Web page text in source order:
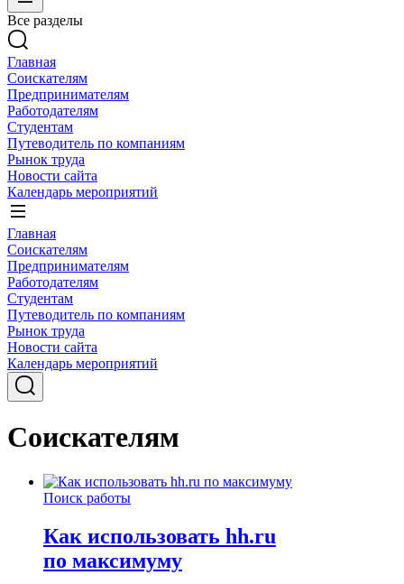
Все разделы
Главная
Соискателям
Предпринимателям
Работодателям
Студентам
Путеводитель по компаниям
Рынок труда
Новости сайта
Календарь мероприятий
Главная
Соискателям
Предпринимателям
Работодателям
Студентам
Путеводитель по компаниям
Рынок труда
Новости сайта
Календарь мероприятий
Соискателям
Поиск работы
Как использовать hh.ru
по максимуму